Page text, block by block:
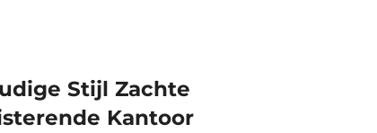
Stijl Zachte
Kantoor